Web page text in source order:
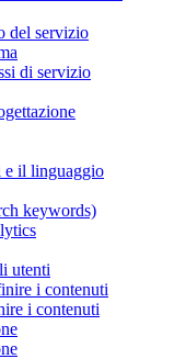
del servizio
di servizio
e il linguaggio
keywords)
utenti
i contenuti
i contenuti